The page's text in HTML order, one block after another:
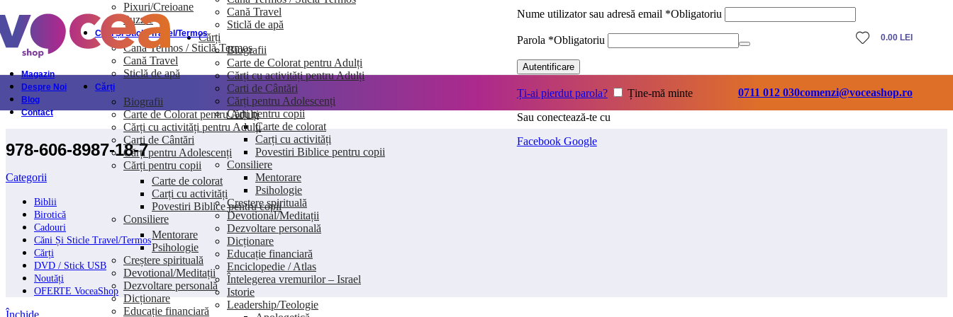
Skip to navigationSkip to main content
Cană Travel
Sticlă de apă
Cărți
Biografii
Carte de Colorat pentru Adulți
Cărți cu activități pentru Adulți
Carti de Cântări
Cărți pentru Adolescenți
Cărți pentru copii
Carte de colorat
Carți cu activități
Povestiri Biblice pentru copii
Consiliere
Mentorare
Psihologie
Creștere spirituală
Devotional/Meditații
Dezvoltare personală
Dicționare
Educație financiară
Enciclopedie / Atlas
Întelegerea vremurilor – Israel
Istorie
Leadership/Teologie
Nume utilizator sau adresă email *Obligatoriu
Parola *Obligatoriu
Autentificare
Ți-ai pierdut parola?
Ține-mă minte
Sau conectează-te cu
Facebook Google
0.00 LEI
Magazin
Despre Noi
Blog
Contact
Pixuri/Creioane
Puzzle
Căni Și Sticle Travel/Termos
Cană Termos / Sticlă Termos
Cană Travel
Sticlă de apă
Cărți
Biografii
Carte de Colorat pentru Adulți
Cărți cu activități pentru Adulți
Carti de Cântări
Cărți pentru Adolescenți
Cărți pentru copii
Carte de colorat
Carți cu activități
Povestiri Biblice pentru copii
Consiliere
Mentorare
Psihologie
Creștere spirituală
Devotional/Meditații
Dezvoltare personală
Dicționare
Educație financiară
0711 012 030comenzi@voceashop.ro
978-606-8987-18-7
Categorii
Biblii
Birotică
Cadouri
Căni Și Sticle Travel/Termos
Cărți
DVD / Stick USB
Noutăți
OFERTE VoceaShop